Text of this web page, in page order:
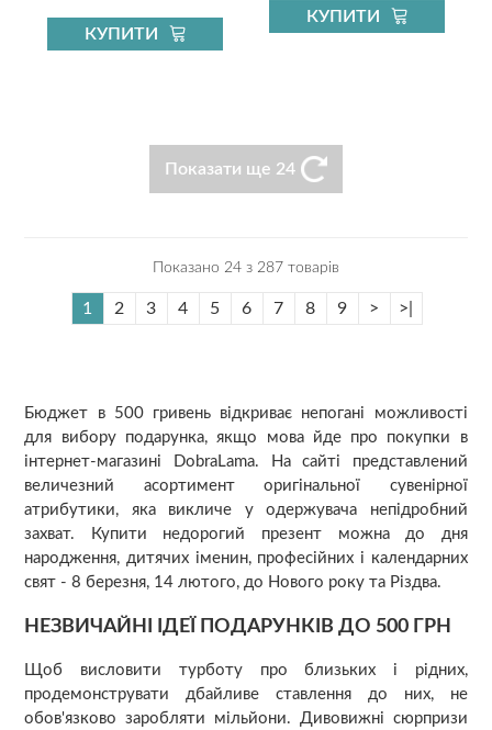
КУПИТИ
КУПИТИ
Показати ще 24
Показано 24 з 287 товарів
1 2 3 4 5 6 7 8 9 > >|
Бюджет в 500 гривень відкриває непогані можливості
для вибору подарунка, якщо мова йде про покупки в
інтернет-магазині DobraLama. На сайті представлений
величезний асортимент оригінальної сувенірної
атрибутики, яка викличе у одержувача непідробний
захват. Купити недорогий презент можна до дня
народження, дитячих іменин, професійних і календарних
свят - 8 березня, 14 лютого, до Нового року та Різдва.
НЕЗВИЧАЙНІ ІДЕЇ ПОДАРУНКІВ ДО 500 ГРН
Щоб висловити турботу про близьких і рідних,
продемонструвати дбайливе ставлення до них, не
обов'язково заробляти мільйони. Дивовижні сюрпризи